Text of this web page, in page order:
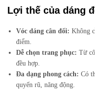
Lợi thế của dáng
Vóc dáng cân đối: Không
điểm.
Dễ chọn trang phục: Từ
đều hợp.
Đa dạng phong cách: Có
quyến rũ, năng động.